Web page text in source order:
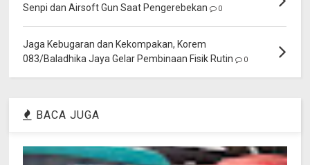
Senpi dan Airsoft Gun Saat Pengerebekan
0
Jaga Kebugaran dan Kekompakan, Korem
083/Baladhika Jaya Gelar Pembinaan Fisik Rutin
0
BACA JUGA